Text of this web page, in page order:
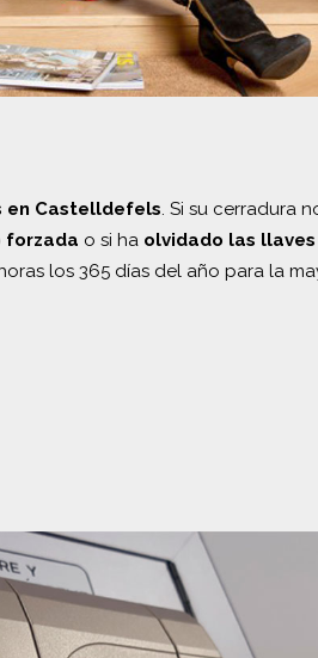
en Castelldefels. Si su cerradura
forzada o si ha olvidado las llaves
los 365 días del año para la